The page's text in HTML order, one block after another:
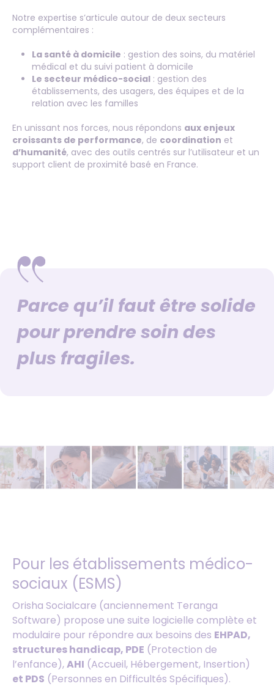
Notre expertise s’articule autour de deux secteurs
complémentaires :
La santé à domicile : gestion des soins, du matériel
médical et du suivi patient à domicile
Le secteur médico-social : gestion des
établissements, des usagers, des équipes et de la
relation avec les familles
En unissant nos forces, nous répondons aux enjeux
croissants de performance, de coordination et
d’humanité, avec des outils centrés sur l’utilisateur et un
support client de proximité basé en France.
Parce qu’il faut être solide
pour prendre soin des
plus fragiles.
Pour les établissements médico-
sociaux (ESMS)
Orisha Socialcare (anciennement Teranga
Software) propose une suite logicielle complète et
modulaire pour répondre aux besoins des EHPAD,
structures handicap, PDE (Protection de
l’enfance),AHI (Accueil, Hébergement, Insertion)
et PDS (Personnes en Difficultés Spécifiques).